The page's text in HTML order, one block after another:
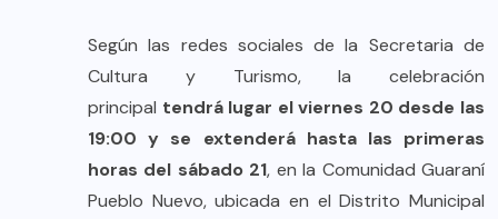
Según las redes sociales de la Secretaria de
Cultura y Turismo, la celebración
principal tendrá lugar el viernes 20 desde las
19:00 y se extenderá hasta las primeras
horas del sábado 21, en la Comunidad Guaraní
Pueblo Nuevo, ubicada en el Distrito Municipal